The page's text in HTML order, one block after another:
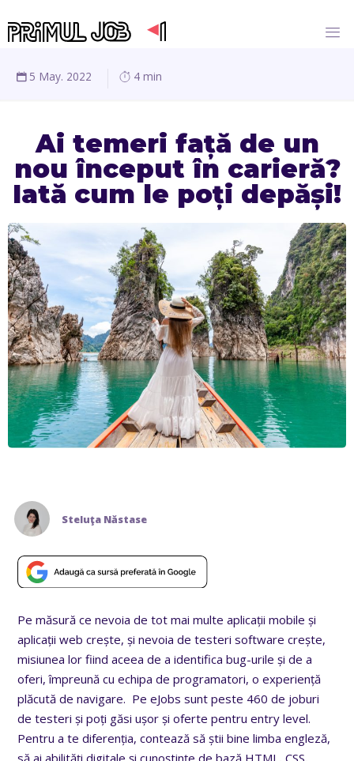
5 May. 2022 4 min
Ai temeri față de un
nou început în carieră?
Iată cum le poți depăși!
Steluţa Năstase
Pe măsură ce nevoia de tot mai multe aplicații mobile și
aplicații web crește, și nevoia de testeri software crește,
misiunea lor fiind aceea de a identifica bug-urile și de a
oferi, împreună cu echipa de programatori, o experiență
plăcută de navigare. Pe eJobs sunt peste 460 de joburi
de testeri și poți găsi ușor și oferte pentru entry level.
Pentru a te diferenția, contează să știi bine limba engleză,
să ai abilități digitale și cunoștințe de bază HTML, CSS,